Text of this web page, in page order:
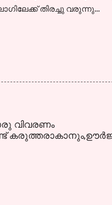
തിരച്ചു വരുന്നു...
വിവരണം